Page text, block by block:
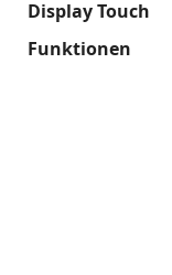
Display Touch
Funktionen